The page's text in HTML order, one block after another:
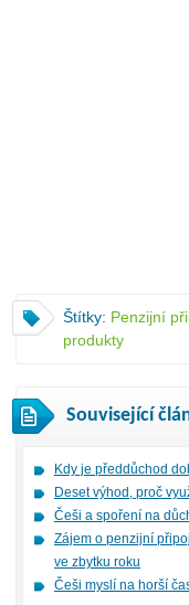
Štítky: Penzijní
produkty
Související
Kdy je předdůchod
Deset výhod, proč
Češi a spoření na
Zájem o penzijní
ve zbytku roku
Češi myslí na horší